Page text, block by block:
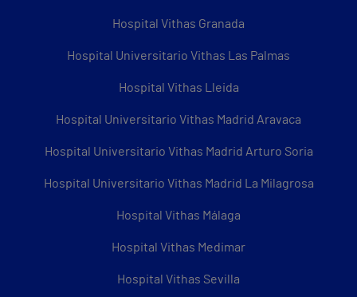
Hospital Vithas Granada
Hospital Universitario Vithas Las Palmas
Hospital Vithas Lleida
Hospital Universitario Vithas Madrid Aravaca
Hospital Universitario Vithas Madrid Arturo Soria
Hospital Universitario Vithas Madrid La Milagrosa
Hospital Vithas Málaga
Hospital Vithas Medimar
Hospital Vithas Sevilla